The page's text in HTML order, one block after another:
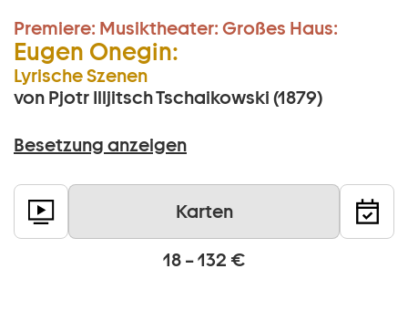
Premiere: Musiktheater: Großes Haus:
Eugen Onegin:
Lyrische Szenen
von Pjotr Illjitsch Tschaikowski (1879)
Besetzung anzeigen
Karten
18 – 132 €